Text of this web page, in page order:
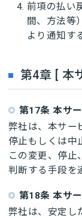
前項の払い
間、方法等
より通知す
第4章 [ 本
第17条 本サ
弊社は、本サー
停止もしくは中
この変更、停止
判断する手段を
第18条 本サ
弊社は、安定し